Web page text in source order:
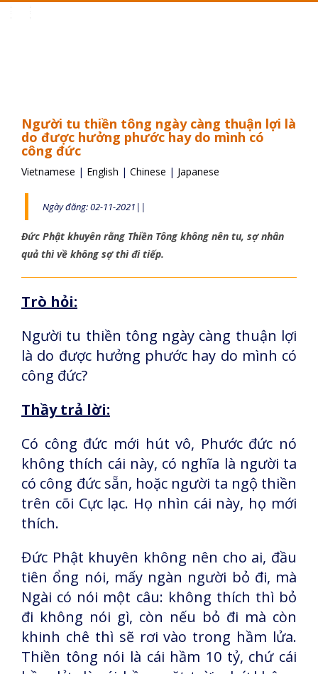
Người tu thiền tông ngày càng thuận lợi là
do được hưởng phước hay do mình có
công đức
Vietnamese | English | Chinese | Japanese
Ngày đăng: 02-11-2021||
Đức Phật khuyên rằng Thiền Tông không nên tu, sợ nhân
quả thì về không sợ thì đi tiếp.
Trò hỏi:
Người tu thiền tông ngày càng thuận lợi
là do được hưởng phước hay do mình có
công đức?
Thầy trả lời:
Có công đức mới hút vô, Phước đức nó
không thích cái này, có nghĩa là người ta
có công đức sẵn, hoặc người ta ngộ thiền
trên cõi Cực lạc. Họ nhìn cái này, họ mới
thích.
Đức Phật khuyên không nên cho ai, đầu
tiên ổng nói, mấy ngàn người bỏ đi, mà
Ngài có nói một câu: không thích thì bỏ
đi không nói gì, còn nếu bỏ đi mà còn
khinh chê thì sẽ rơi vào trong hầm lửa.
Thiền tông nói là cái hầm 10 tỷ, chứ cái